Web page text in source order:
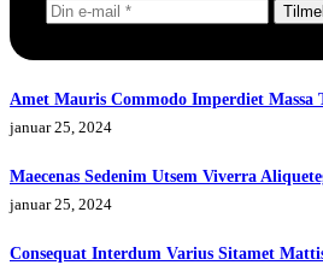
Amet Mauris Commodo Imperdiet Massa
januar 25, 2024
Maecenas Sedenim Utsem Viverra
januar 25, 2024
Consequat Interdum Varius Sitamet